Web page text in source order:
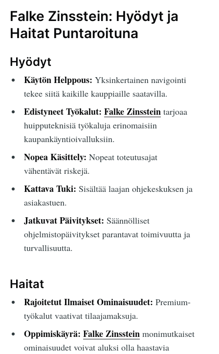
Falke Zinsstein: Hyödyt ja
Haitat Puntaroituna
Hyödyt
Käytön Helppous: Yksinkertainen navigointi
tekee siitä kaikille kauppiaille saatavilla.
Edistyneet Työkalut: Falke Zinssteintarjoaa
huipputeknisiä työkaluja erinomaisiin
kaupankäyntioivalluksiin.
Nopea Käsittely: Nopeat toteutusajat
vähentävät riskejä.
Kattava Tuki: Sisältää laajan ohjekeskuksen ja
asiakastuen.
Jatkuvat Päivitykset: Säännölliset
ohjelmistopäivitykset parantavat toimivuutta ja
turvallisuutta.
Haitat
Rajoitetut Ilmaiset Ominaisuudet: Premium-
työkalut vaativat tilaajamaksuja.
Oppimiskäyrä: Falke Zinsstein monimutkaiset
ominaisuudet voivat aluksi olla haastavia